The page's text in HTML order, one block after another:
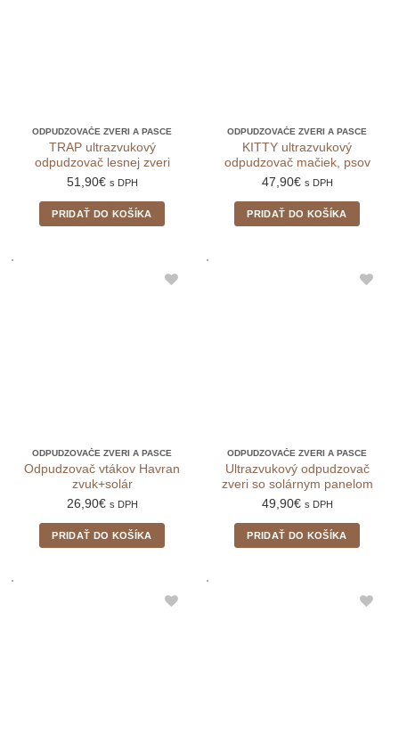
ODPUDZOVAČE ZVERI A PASCE
TRAP ultrazvukový
odpudzovač lesnej zveri
51,90€ s DPH
PRIDAŤ DO KOŠÍKA
ODPUDZOVAČE ZVERI A PASCE
KITTY ultrazvukový
odpudzovač mačiek, psov
47,90€ s DPH
PRIDAŤ DO KOŠÍKA
ODPUDZOVAČE ZVERI A PASCE
Odpudzovač vtákov Havran
zvuk+solár
26,90€ s DPH
PRIDAŤ DO KOŠÍKA
ODPUDZOVAČE ZVERI A PASCE
Ultrazvukový odpudzovač
zveri so solárnym panelom
49,90€ s DPH
PRIDAŤ DO KOŠÍKA